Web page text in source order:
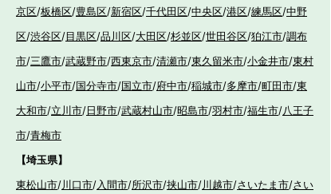
京区/板橋区/豊島区/新宿区/千代田区/中央区/港区/練馬区/中野
区/渋谷区/目黒区/品川区/大田区/杉並区/世田谷区/狛江市/調布
市/三鷹市/武蔵野市/西東京市/清瀬市/東久留米市/小金井市/東村
山市/小平市/国分寺市/国立市/府中市/稲城市/多摩市/町田市/東
大和市/立川市/日野市/武蔵村山市/昭島市/羽村市/福生市/八王子
市/青梅市
【埼玉県】
東松山市/川口市/入間市/所沢市/挟山市/川越市/さいたま市/さい